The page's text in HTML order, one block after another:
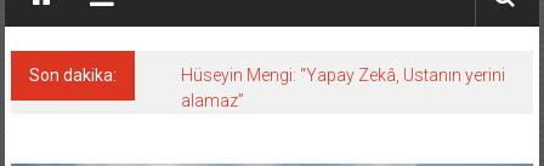
Son dakika:
Hüseyin Mengi: “Yapay Zekâ, Ustanın yerini
alamaz”